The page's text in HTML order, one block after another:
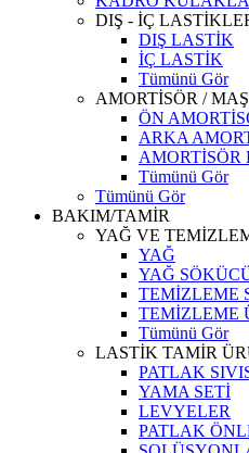
DIŞ - İÇ
DIŞ LASTİK
İÇ LASTİK
Tümünü Gör
AMORTİSÖR /
ÖN
ARKA
Tümünü Gör
Tümünü Gör
BAKIM/TAMİR
YAĞ VE
YAĞ
YAĞ
TEMİZLEME
TEMİZLEME
Tümünü Gör
LASTİK TAMİR
PATLAK
YAMA SETİ
LEVYELER
PATLAK